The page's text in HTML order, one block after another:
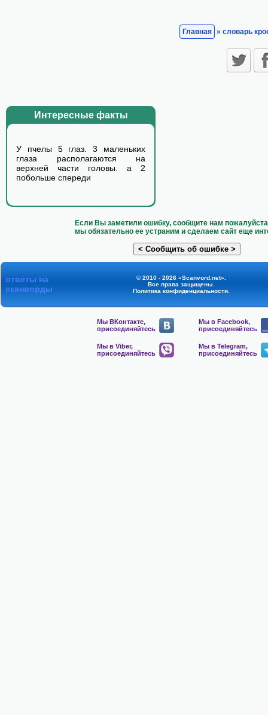
Интересные факты
У пчелы 5 глаз. 3 маленьких
глаза располагаются на
верхней части головы. а 2
побольше спереди
Главная » словарь
Если Вы заметили ошибку, сообщите нам
мы обязательно ее устраним и сделаем сайт еще
ответы на
сканворды
© 2010 - 2026 «Scanvord.net».
Все права защищены.
Политика конфиденциальности.
Мы ВКонтакте,
присоединяйтесь
Мы в Facebook,
присоединяйтесь
Мы в Viber,
присоединяйтесь
Мы в Telegram,
присоединяйтесь